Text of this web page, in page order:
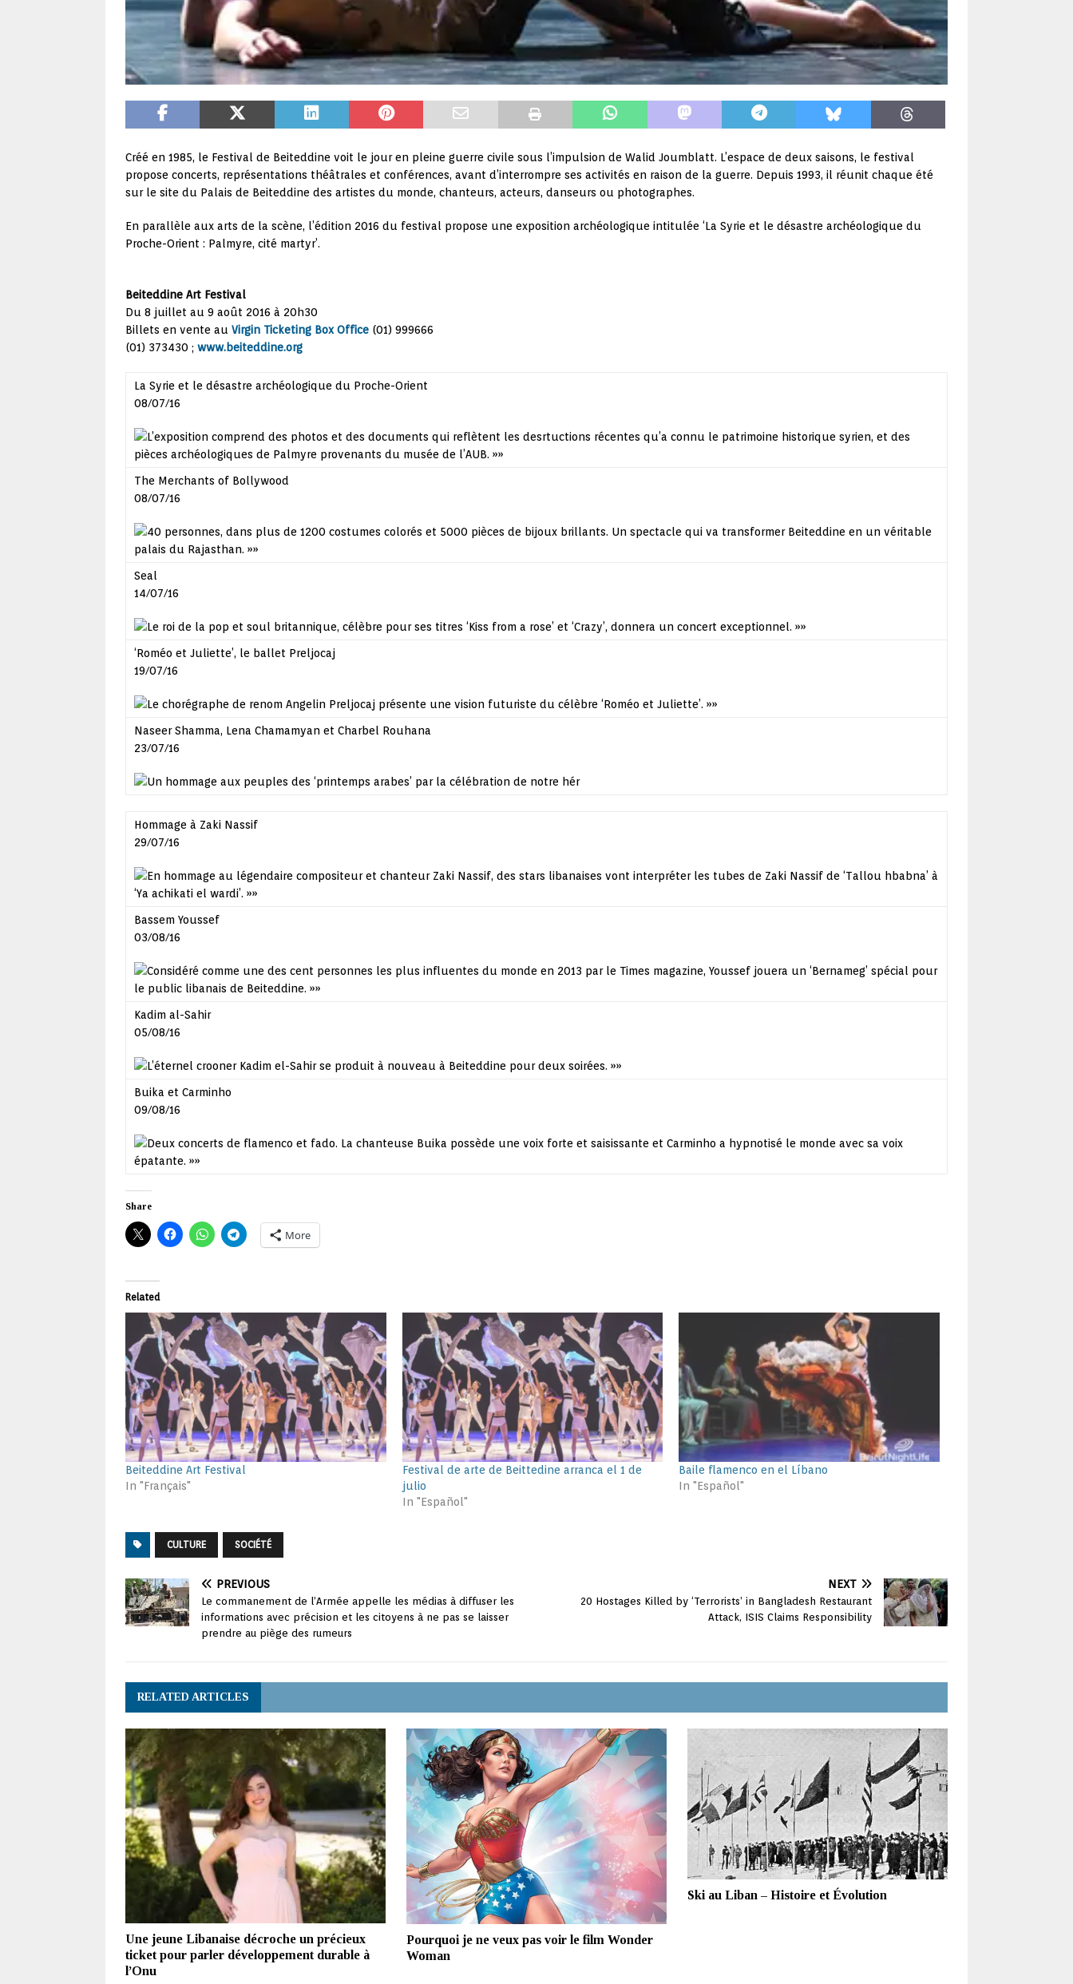
Créé en 1985, le Festival de Beiteddine voit le jour en pleine guerre civile sous l’impulsion de Walid Joumblatt. L’espace de deux saisons, le festival
propose concerts, représentations théâtrales et conférences, avant d’interrompre ses activités en raison de la guerre. Depuis 1993, il réunit chaque été
sur le site du Palais de Beiteddine des artistes du monde, chanteurs, acteurs, danseurs ou photographes.
En parallèle aux arts de la scène, l’édition 2016 du festival propose une exposition archéologique intitulée ‘La Syrie et le désastre archéologique du
Proche-Orient : Palmyre, cité martyr’.
Beiteddine Art Festival
Du 8 juillet au 9 août 2016 à 20h30
Billets en vente au Virgin Ticketing Box Office (01) 999666
(01) 373430 ; www.beiteddine.org
La Syrie et le désastre archéologique du Proche-Orient
08/07/16
L’exposition comprend des photos et des documents qui reflètent les desrtuctions récentes qu’a connu le patrimoine historique syrien, et des
pièces archéologiques de Palmyre provenants du musée de l’AUB. »»
The Merchants of Bollywood
08/07/16
40 personnes, dans plus de 1200 costumes colorés et 5000 pièces de bijoux brillants. Un spectacle qui va transformer Beiteddine en un véritable
palais du Rajasthan. »»
Seal
14/07/16
Le roi de la pop et soul britannique, célèbre pour ses titres ‘Kiss from a rose’ et ‘Crazy’, donnera un concert exceptionnel. »»
‘Roméo et Juliette’, le ballet Preljocaj
19/07/16
Le chorégraphe de renom Angelin Preljocaj présente une vision futuriste du célèbre ‘Roméo et Juliette’. »»
Naseer Shamma, Lena Chamamyan et Charbel Rouhana
23/07/16
Un hommage aux peuples des ‘printemps arabes’ par la célébration de notre hér
Hommage à Zaki Nassif
29/07/16
En hommage au légendaire compositeur et chanteur Zaki Nassif, des stars libanaises vont interpréter les tubes de Zaki Nassif de ‘Tallou hbabna’ à
‘Ya achikati el wardi’. »»
Bassem Youssef
03/08/16
Considéré comme une des cent personnes les plus influentes du monde en 2013 par le Times magazine, Youssef jouera un ‘Bernameg’ spécial pour
le public libanais de Beiteddine. »»
Kadim al-Sahir
05/08/16
L’éternel crooner Kadim el-Sahir se produit à nouveau à Beiteddine pour deux soirées. »»
Buika et Carminho
09/08/16
Deux concerts de flamenco et fado. La chanteuse Buika possède une voix forte et saisissante et Carminho a hypnotisé le monde avec sa voix
épatante. »»
Share
More
Related
Beiteddine Art Festival
In "Français"
Festival de arte de Beittedine arranca el 1 de
julio
In "Español"
Baile flamenco en el Líbano
In "Español"
CULTURE SOCIÉTÉ
PREVIOUS
Le commanement de l’Armée appelle les médias à diffuser les
informations avec précision et les citoyens à ne pas se laisser
prendre au piège des rumeurs
NEXT
20 Hostages Killed by ‘Terrorists’ in Bangladesh Restaurant
Attack, ISIS Claims Responsibility
RELATED ARTICLES
Une jeune Libanaise décroche un précieux
ticket pour parler développement durable à
l’Onu
Pourquoi je ne veux pas voir le film Wonder
Woman
Ski au Liban – Histoire et Évolution